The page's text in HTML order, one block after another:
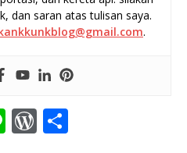
dan saran atas tulisan saya.
.
Li W